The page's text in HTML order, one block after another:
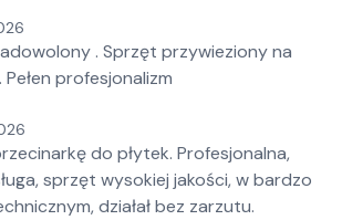
. Sprzęt przywieziony na
profesjonalizm
do płytek. Profesjonalna,
sprzęt wysokiej jakości, w bardzo
działał bez zarzutu.